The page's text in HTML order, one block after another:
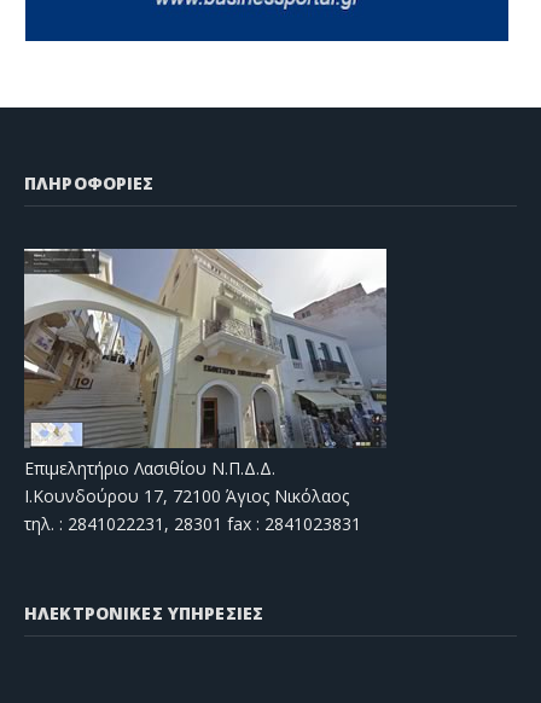
ΠΛΗΡΟΦΟΡΙΕΣ
Επιμελητήριο Λασιθίου Ν.Π.Δ.Δ.
Ι.Κουνδούρου 17, 72100 Άγιος Νικόλαος
τηλ. : 2841022231, 28301 fax : 2841023831
ΗΛΕΚΤΡΟΝΙΚΕΣ ΥΠΗΡΕΣΙΕΣ